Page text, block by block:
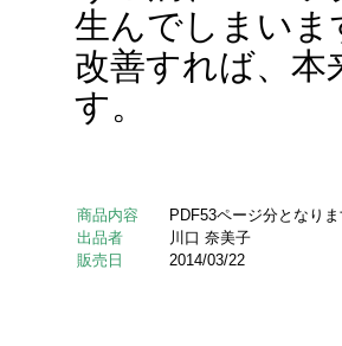
生んでしまいま
改善すれば、本
す。
商品内容
PDF53ページ分となり
出品者
川口 奈美子
販売日
2014/03/22